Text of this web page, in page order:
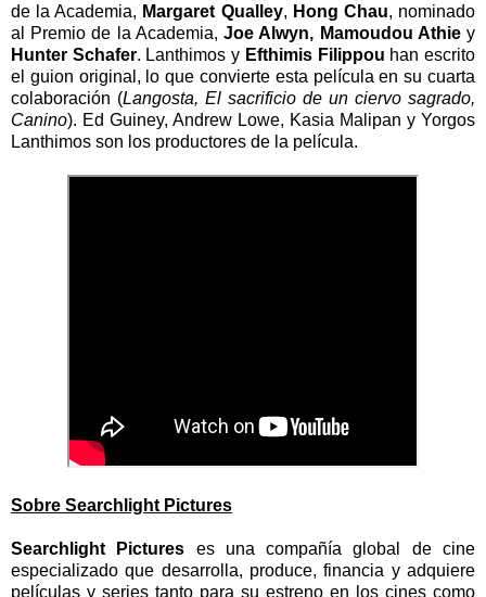
de la Academia, Margaret Qualley, Hong Chau, nominado
al Premio de la Academia,Joe Alwyn, Mamoudou Athiey
Hunter Schafer. Lanthimos y Efthimis Filippou han escrito
el guion original, lo que convierte esta película en su cuarta
colaboración (Langosta, El sacrificio de un ciervo sagrado,
Canino). Ed Guiney, Andrew Lowe, Kasia Malipan y Yorgos
Lanthimos son los productores de la película.
Sobre Searchlight Pictures
Searchlight Pictures es una compañía global de cine
especializado que desarrolla, produce, financia y adquiere
películas y series tanto para su estreno en los cines como